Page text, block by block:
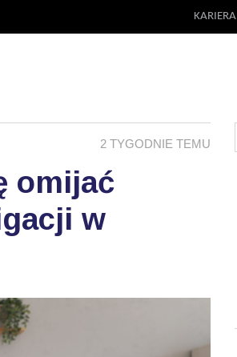
KARIERA
2 TYGODNIE TEMU
omijać
w